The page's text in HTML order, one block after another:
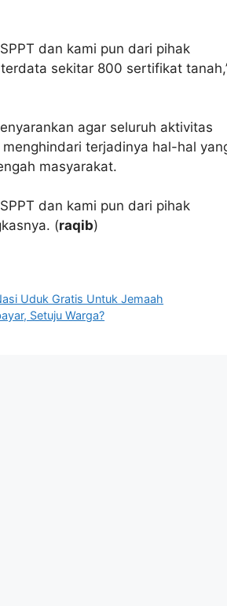
dan kami pun dari pihak
sekitar 800 sertifikat
agar seluruh aktivitas
terjadinya hal-hal
masyarakat.
dan kami pun dari pihak
(raqib)
Uduk Gratis Untuk Jemaah
Setuju Warga?